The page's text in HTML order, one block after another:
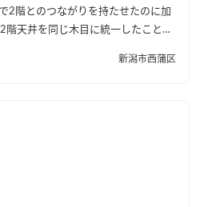
階天井を同じ木目に統一したことに
に設け、屋外への防音効果も担って
新潟市西蒲区